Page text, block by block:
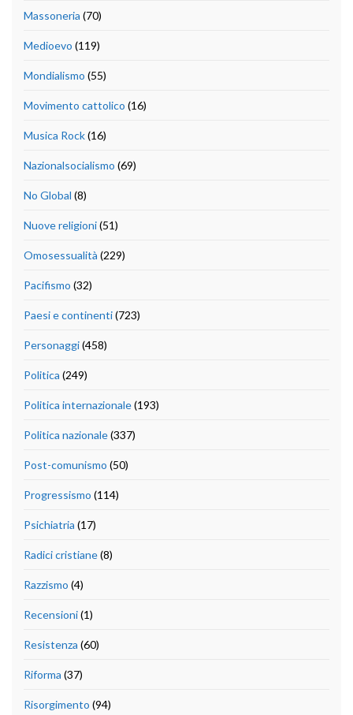
Massoneria (70)
Medioevo (119)
Mondialismo (55)
Movimento cattolico (16)
Musica Rock(16)
Nazionalsocialismo (69)
No Global (8)
Nuove religioni(51)
Omosessualità (229)
Pacifismo (32)
Paesi e continenti(723)
Personaggi(458)
Politica (249)
Politica internazionale(193)
Politica nazionale(337)
Post-comunismo (50)
Progressismo (114)
Psichiatria (17)
Radici cristiane(8)
Razzismo (4)
Recensioni(1)
Resistenza (60)
Riforma (37)
Risorgimento (94)